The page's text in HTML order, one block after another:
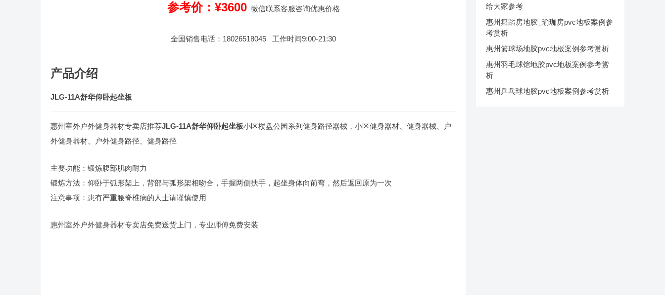
参考价：¥3600微信联系客服咨询优惠价格
全国销售电话：18026518045 工作时间9:00-21:30
产品介绍
JLG-11A舒华仰卧起坐板
惠州室外户外健身器材专卖店推荐JLG-11A舒华仰卧起坐板小区楼盘公园系列健身路径器械，小区健身器材、健身器械、户
外健身器材、户外健身路径、健身路径
主要功能：锻炼腹部肌肉耐力
锻炼方法：仰卧于弧形架上，背部与弧形架相吻合，手握两侧扶手，起坐身体向前弯，然后返回原为一次
注意事项：患有严重腰脊椎病的人士请谨慎使用
惠州室外户外健身器材专卖店免费送货上门，专业师傅免费安装
给大家参考
惠州舞蹈房地胶_瑜珈房pvc地板案例参
考赏析
惠州篮球场地胶pvc地板案例参考赏析
惠州羽毛球馆地胶pvc地板案例参考赏
析
惠州乒乓球地胶pvc地板案例参考赏析